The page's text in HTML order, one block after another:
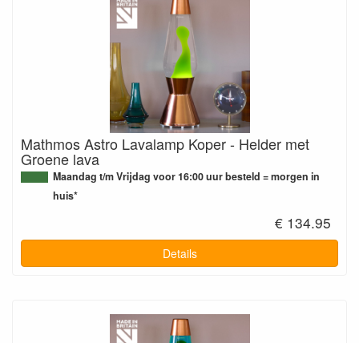
Mathmos Astro Lavalamp Koper - Helder met
Groene lava
Maandag t/m Vrijdag voor 16:00 uur besteld = morgen in
huis*
€ 134.95
Details